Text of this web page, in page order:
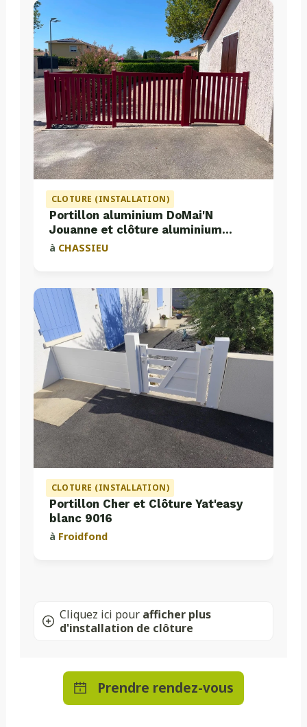
CLOTURE (INSTALLATION)
Portillon aluminium DoMai'N
Jouanne et clôture aluminium
Valette
à CHASSIEU
CLOTURE (INSTALLATION)
Portillon Cher et Clôture Yat'easy
blanc 9016
à Froidfond
Cliquez ici pour afficher plus
d'installation de clôture
Prendre rendez-vous